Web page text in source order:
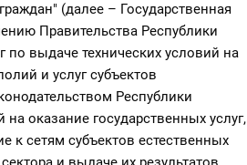
(далее – Государственная
Правительства Республики
по выдаче технических условий на
и услуг субъектов
Республики
оказание государственных услуг,
к сетям субъектов естественных